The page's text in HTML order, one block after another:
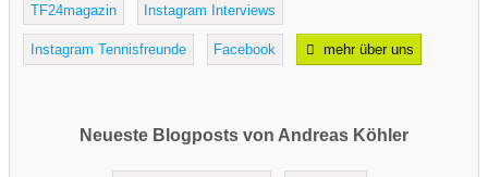
TF24magazin Instagram Interviews
Instagram Tennisfreunde Facebook mehr über uns
Neueste Blogposts von Andreas Köhler